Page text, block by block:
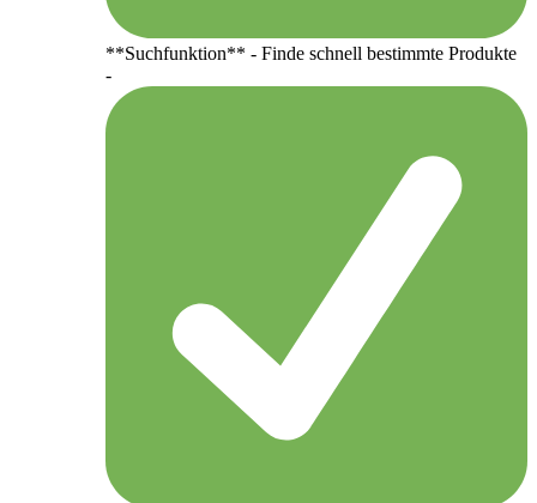
**Suchfunktion** - Finde schnell bestimmte Produkte
-